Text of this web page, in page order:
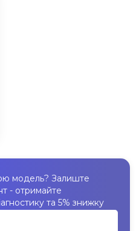
модель? Залиште
- отримайте
та 5% знижку